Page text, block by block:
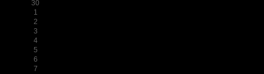
30
1
2
3
4
5
6
7